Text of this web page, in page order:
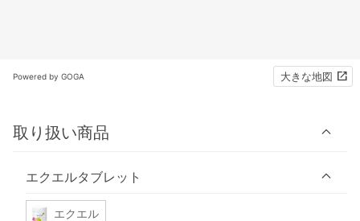
Powered by GOGA 大きな地図
取り扱い商品
エクエルタブレット
エクエル